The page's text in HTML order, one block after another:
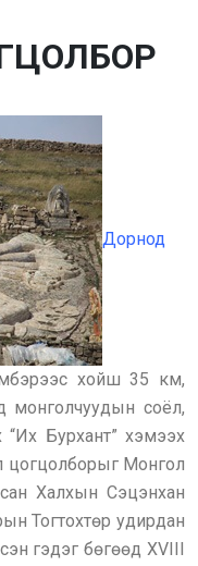
Дорнод
хойш 35 км,
монголчуудын соёл,
“Их Бурхант” хэмээх
цогцолборыг Монгол
Халхын Сэцэнхан
Тогтохтөр удирдан
гэдэг бөгөөд XVIII